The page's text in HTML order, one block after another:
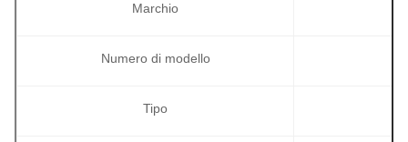
Marchio
Numero di modello
Tipo